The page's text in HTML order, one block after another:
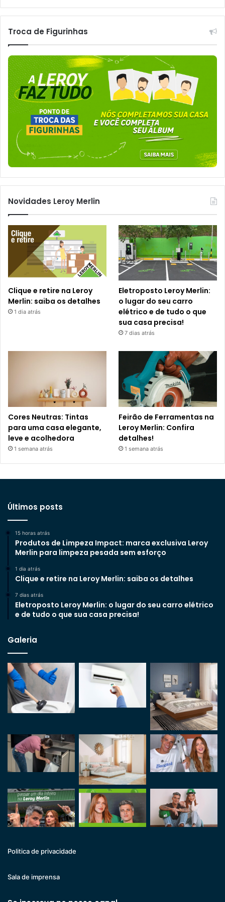
Troca de Figurinhas
Novidades Leroy Merlin
Clique e retire na Leroy
Merlin: saiba os detalhes
1 dia atrás
Eletroposto Leroy Merlin:
o lugar do seu carro
elétrico e de tudo o que
sua casa precisa!
7 dias atrás
Cores Neutras: Tintas
para uma casa elegante,
leve e acolhedora
1 semana atrás
Feirão de Ferramentas na
Leroy Merlin: Confira
detalhes!
1 semana atrás
Últimos posts
15 horas atrás
Produtos de Limpeza Impact: marca exclusiva Leroy
Merlin para limpeza pesada sem esforço
1 dia atrás
Clique e retire na Leroy Merlin: saiba os detalhes
7 dias atrás
Eletroposto Leroy Merlin: o lugar do seu carro elétrico
e de tudo o que sua casa precisa!
Galeria
Politica de privacidade
Sala de imprensa